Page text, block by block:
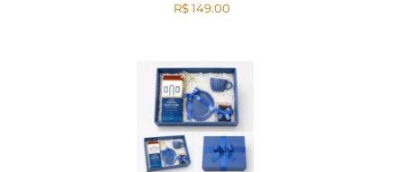
R$ 149.00